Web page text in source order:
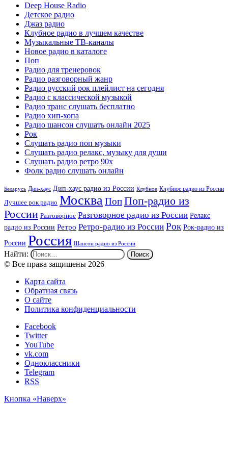
Deep House Radio
Детское радио
Джаз радио
Клубное радио в лучшем качестве
Музыкальные ТВ-каналы
Новое радио в каталоге
Поп
Радио для тренеровок
Радио разговорный жанр
Радио русский рок плейлист на сегодня
Радио с классической музыкой
Радио транс слушать бесплатно
Радио хип-хопа
Радио шансон слушать онлайн 2025
Рок
Слушать радио поп музыки
Слушать радио релакс, музыку для души
Слушать радио ретро 90х
Фолк радио слушать онлайн
Беларусь Дип-хаус Дип-хаус радио из России Клубное Клубное радио из России
Лучшее рок радио Москва ПопПоп-радио из
России Разговорное Разговорное радио из России Релакс
радио из России Ретро Ретро-радио из России Рок Рок-радио из
России Россия Шансон радио из России
Найти:
© Все права защищены 2026
Карта сайта
Обратная связь
О сайте
Политика конфиденциальности
Facebook
Twitter
YouTube
vk.com
Одноклассники
Telegram
RSS
Кнопка «Наверх»